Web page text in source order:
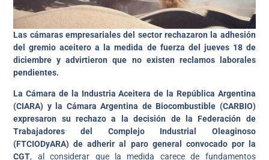
Las cámaras empresariales del sector rechazaron la adhesión
del gremio aceitero a la medida de fuerza del jueves 18 de
diciembre y advirtieron que no existen reclamos laborales
pendientes.
La Cámara de la Industria Aceitera de la República Argentina
(CIARA) y la Cámara Argentina de Biocombustible (CARBIO)
expresaron su rechazo a la decisión de la Federación de
Trabajadores del Complejo Industrial Oleaginoso
(FTCIODyARA) de adherir al paro general convocado por la
CGT, al considerar que la medida carece de fundamentos